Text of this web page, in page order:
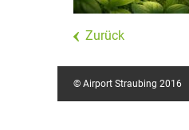
Zurück
© Airport Straubing 2016